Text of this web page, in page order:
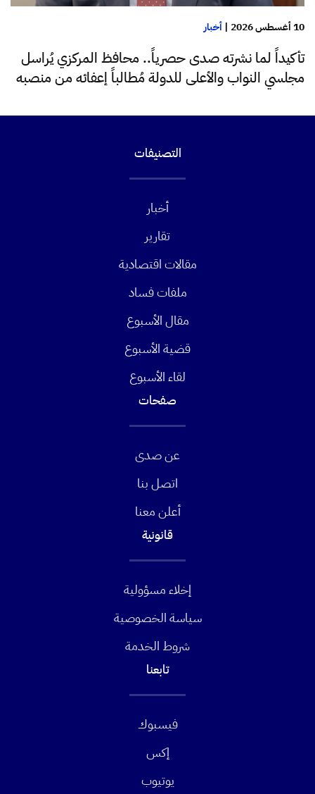
10 أغسطس 2026 | أخبار
تأكيداً لما نشرته صدى حصرياً.. محافظ المركزي يُراسل
مجلسي النواب والأعلى للدولة مُطالباً إعفائه من منصبه
التصنيفات
أخبار
تقارير
مقالات اقتصادية
ملفات فساد
مقال الأسبوع
قضية الأسبوع
لقاء الأسبوع
صفحات
عن صدى
اتصل بنا
أعلن معنا
قانونية
إخلاء مسؤولية
سياسة الخصوصية
شروط الخدمة
تابعنا
فيسبوك
إكس
يوتيوب